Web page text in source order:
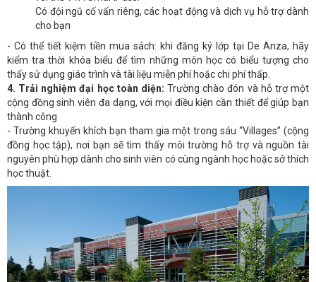
Có đội ngũ cố vấn riêng, các hoạt động và dịch vụ hỗ trợ dành
cho bạn
- Có thể tiết kiệm tiền mua sách: khi đăng ký lớp tại De Anza, hãy
kiểm tra thời khóa biểu để tìm những môn học có biểu tượng cho
thấy sử dụng giáo trình và tài liệu miễn phí hoặc chi phí thấp.
4. Trải nghiệm đại học toàn diện: Trường chào đón và hỗ trợ một
cộng đồng sinh viên đa dạng, với mọi điều kiện cần thiết để giúp bạn
thành công
- Trường khuyến khích bạn tham gia một trong sáu “Villages” (cộng
đồng học tập), nơi bạn sẽ tìm thấy môi trường hỗ trợ và nguồn tài
nguyên phù hợp dành cho sinh viên có cùng ngành học hoặc sở thích
học thuật.